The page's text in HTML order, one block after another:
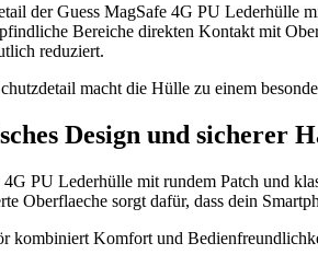
der Guess MagSafe 4G PU Lederhülle
Bereiche direkten Kontakt mit
reduziert.
macht die Hülle zu einem
Design und sicherer
PU Lederhülle mit rundem Patch und
Oberflaeche sorgt dafür, dass dein
kombiniert Komfort und